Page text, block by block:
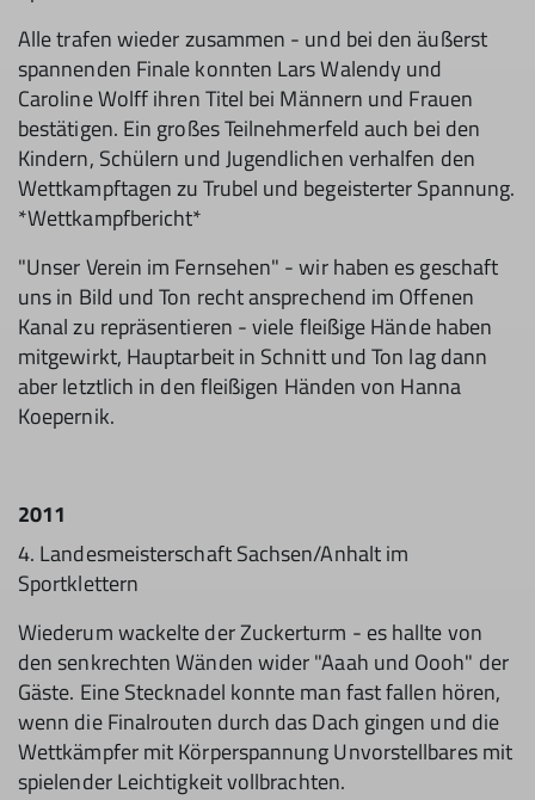
Alle trafen wieder zusammen - und bei den äußerst
spannenden Finale konnten Lars Walendy und
Caroline Wolff ihren Titel bei Männern und Frauen
bestätigen. Ein großes Teilnehmerfeld auch bei den
Kindern, Schülern und Jugendlichen verhalfen den
Wettkampftagen zu Trubel und begeisterter Spannung.
*Wettkampfbericht*
"Unser Verein im Fernsehen" - wir haben es geschaft
uns in Bild und Ton recht ansprechend im Offenen
Kanal zu repräsentieren - viele fleißige Hände haben
mitgewirkt, Hauptarbeit in Schnitt und Ton lag dann
aber letztlich in den fleißigen Händen von Hanna
Koepernik.
2011
4. Landesmeisterschaft Sachsen/Anhalt im
Sportklettern
Wiederum wackelte der Zuckerturm - es hallte von
den senkrechten Wänden wider "Aaah und Oooh" der
Gäste. Eine Stecknadel konnte man fast fallen hören,
wenn die Finalrouten durch das Dach gingen und die
Wettkämpfer mit Körperspannung Unvorstellbares mit
spielender Leichtigkeit vollbrachten.